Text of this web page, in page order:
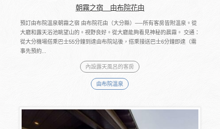
朝霧之宿 由布院花由
預訂由布院溫泉朝霧之宿 由布院花由（大分縣）──所有客房皆附溫泉。從
大廳和露天浴池眺望山的。視野良好。從大廳能夠看見神秘的晨霧。 交通：
從大分機場搭乘巴士55分鐘到達由布院站後，搭乘接送巴士6分鐘即達（需
事先預約...
內設露天風呂的客房
由布院溫泉